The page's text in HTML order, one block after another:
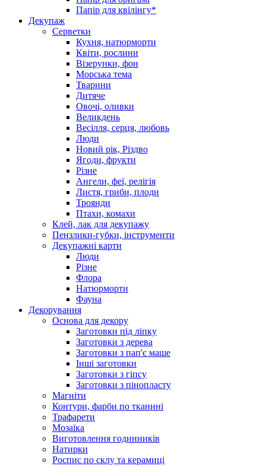
Папір для квілінгу*
Декупаж
Серветки
Кухня, натюрморти
Квіти, рослини
Візерунки, фон
Морська тема
Тварини
Дитяче
Овочі, оливки
Великдень
Весілля, серця, любовь
Люди
Новий рік, Різдво
Ягоди, фрукти
Різне
Ангели, феї, релігія
Листя, гриби, плоди
Троянди
Птахи, комахи
Клей, лак для декупажу
Пензлики-губки, інструменти
Декупажні карти
Люди
Різне
Флора
Натюрморти
Фауна
Декорування
Основа для декору
Заготовки під ліпку
Заготовки з дерева
Заготовки з пап'є маше
Інші заготовки
Заготовки з гіпсу
Заготовки з пінопласту
Магніти
Контури, фарби по тканині
Трафарети
Мозаїка
Виготовлення годинників
Натирки
Роспис по склу та керамиці